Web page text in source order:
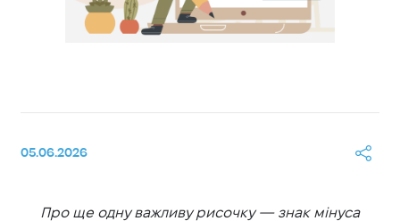
05.06.2026
Про ще одну важливу рисочку — знак мінуса